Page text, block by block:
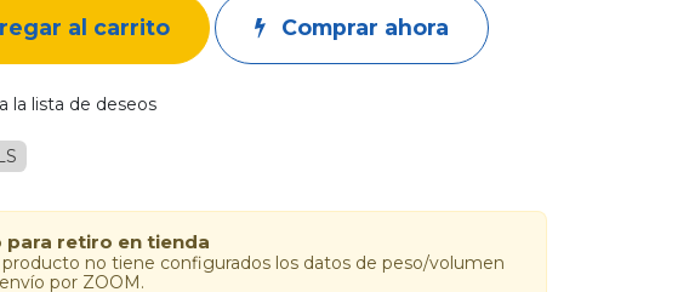
al carrito Comprar ahora
la lista de deseos
para retiro en tienda
producto no tiene configurados los datos de peso/volumen
por ZOOM.